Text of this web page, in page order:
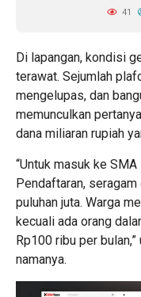
41
Di lapangan, kondisi
terawat. Sejumlah
mengelupas, dan
memunculkan
dana miliaran rupiah
“Untuk masuk ke
Pendaftaran,
puluhan juta. Warga
kecuali ada orang
Rp100 ribu per
namanya.